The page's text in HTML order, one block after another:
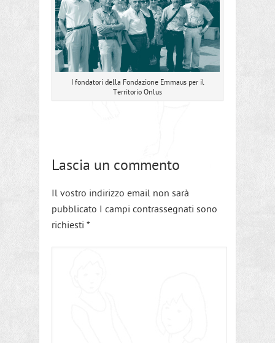
I fondatori della Fondazione Emmaus per il
Territorio Onlus
Lascia un commento
Il vostro indirizzo email non sarà
pubblicato I campi contrassegnati sono
richiesti *